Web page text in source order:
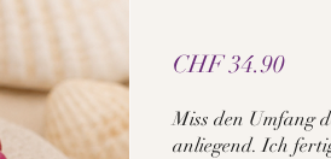
CHF 34.90Price
Miss den Umfang
anliegend. Ich